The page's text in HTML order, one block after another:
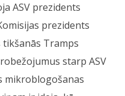
ASV prezidents
prezidents
tikšanās Tramps
starp ASV
mikroblogošanas